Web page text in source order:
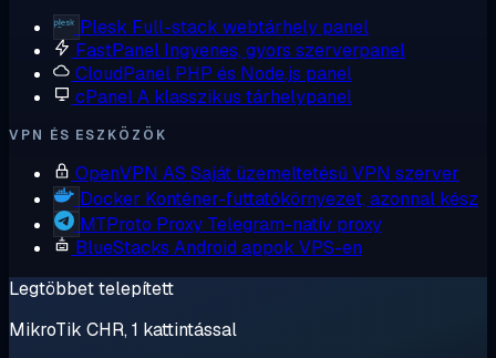
Plesk Full-stack webtárhely panel
FastPanel Ingyenes, gyors szerverpanel
CloudPanel PHP és Node.js panel
cPanelA klasszikus tárhelypanel
VPN ÉS ESZKÖZÖK
OpenVPN AS Saját üzemeltetésű VPN szerver
Docker Konténer-futtatókörnyezet, azonnal kész
MTProto Proxy Telegram-natív proxy
BlueStacks Android appok VPS-en
Legtöbbet telepített
MikroTik CHR, 1 kattintással